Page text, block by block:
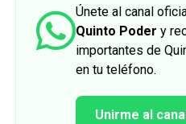
Únete al canal
Quinto Poder y
importantes de
en tu teléfono.
Unirme al